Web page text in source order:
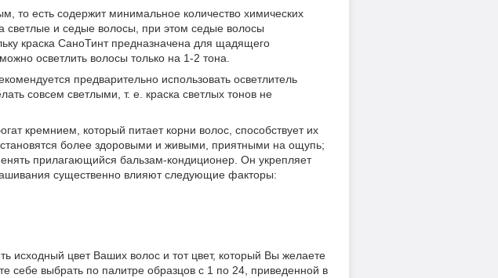
то есть содержит минимальное количество химических
светлые и седые волосы, при этом седые волосы
краска СаноТинт предназначена для щадящего
осветлить волосы только на 1-2 тона.
предварительно использовать осветлитель
совсем светлыми, т. е. краска светлых тонов не
кремнием, который питает корни волос, способствует их
более здоровыми и живыми, приятными на ощупь;
прилагающийся бальзам-кондиционер. Он укрепляет
существенно влияют следующие факторы:
исходный цвет Ваших волос и тот цвет, который Вы желаете
себе выбрать по палитре образцов с 1 по 24, приведенной в